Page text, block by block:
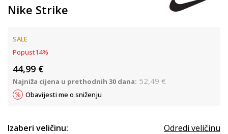
Nike Strike
SALE
Popust14%
44,99 €
Najniža cijena u prethodnih 30 dana: 52,49 €
Obavijesti me o sniženju
Izaberi veličinu: Odredi veličinu